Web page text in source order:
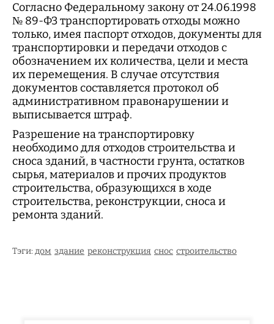
Согласно Федеральному закону от 24.06.1998
№ 89-ФЗ транспортировать отходы можно
только, имея паспорт отходов, документы для
транспортировки и передачи отходов с
обозначением их количества, цели и места
их перемещения. В случае отсутствия
документов составляется протокол об
административном правонарушении и
выписывается штраф.
Разрешение на транспортировку
необходимо для отходов строительства и
сноса зданий, в частности грунта, остатков
сырья, материалов и прочих продуктов
строительства, образующихся в ходе
строительства, реконструкции, сноса и
ремонта зданий.
Тэги: дом здание реконструкция снос строительство